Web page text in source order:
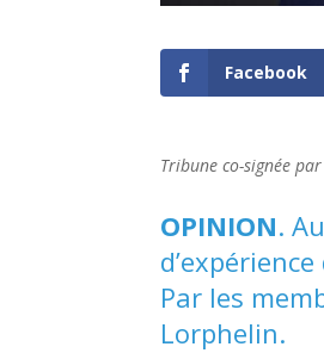
Facebook
Tribune co-signée
OPINION.
Par les
Lorphelin.